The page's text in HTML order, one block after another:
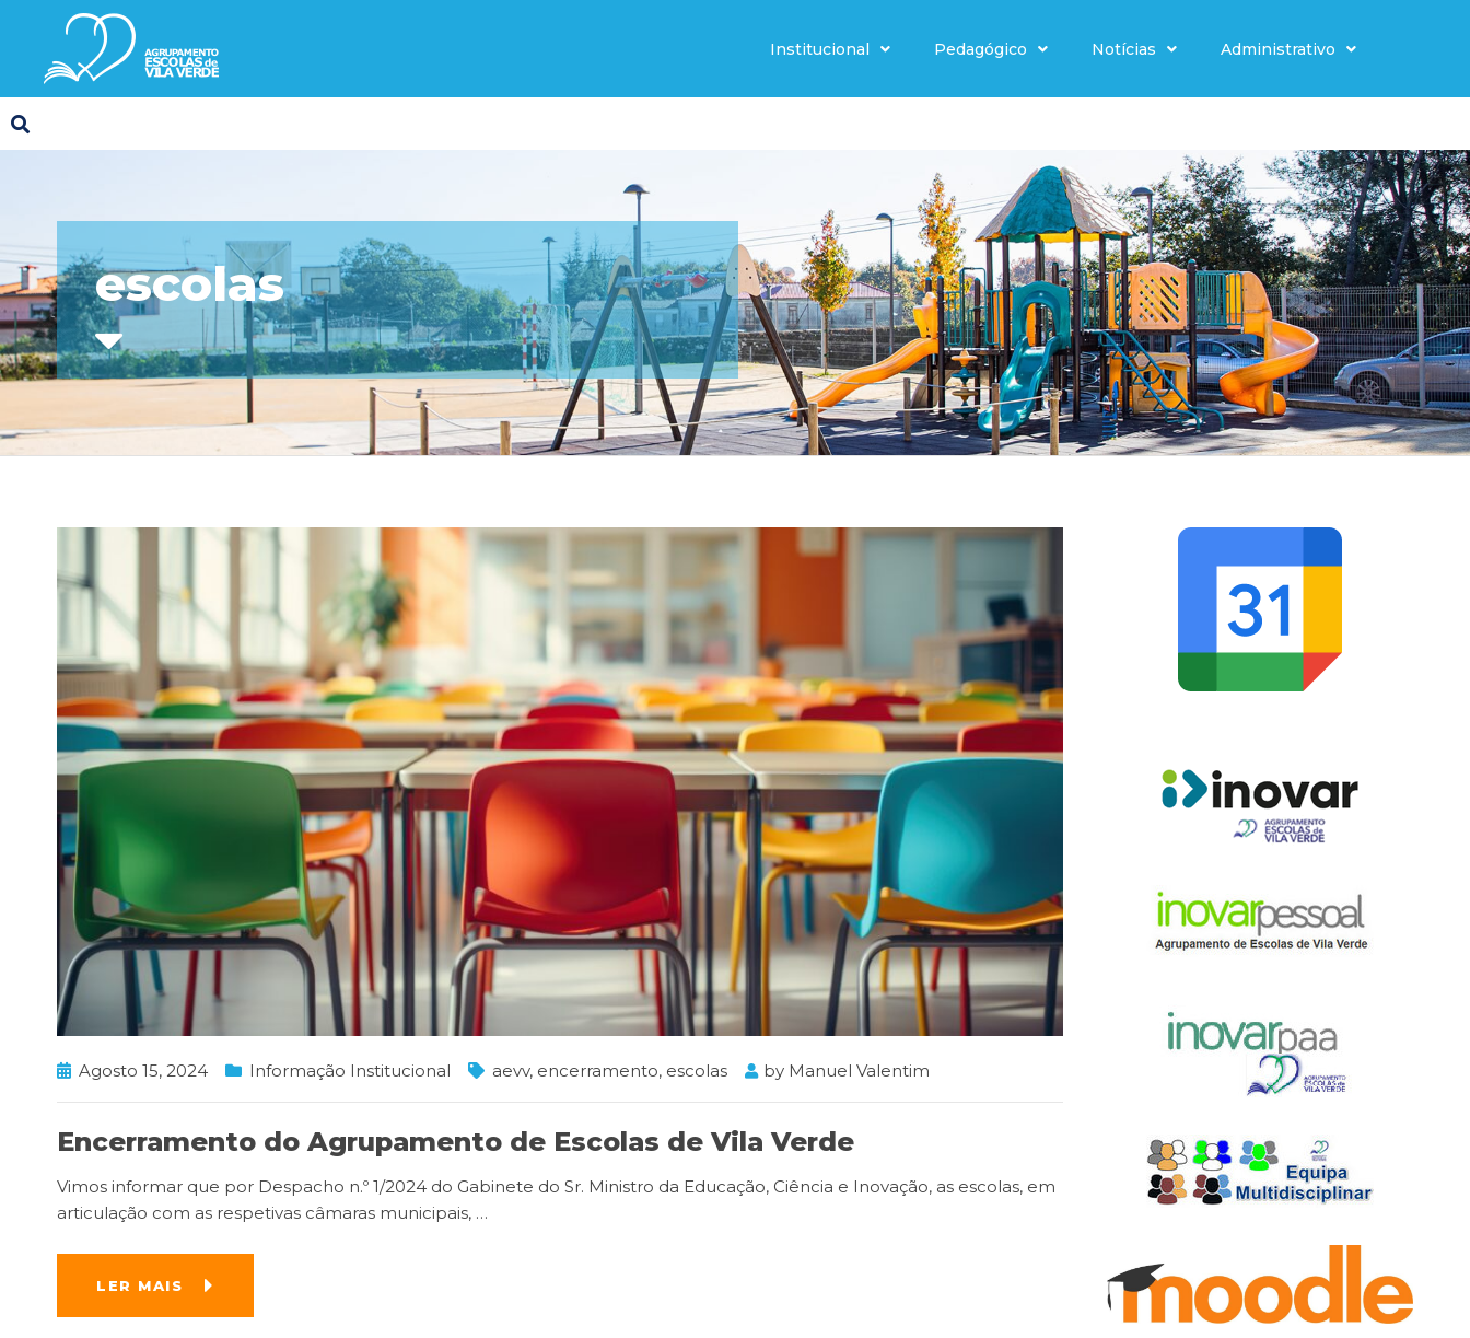
Institucional Pedagógico Notícias Administrativo
escolas
Agosto 15, 2024 Informação Institucional aevv, encerramento, escolas by Manuel Valentim
Encerramento do Agrupamento de Escolas de Vila Verde
Vimos informar que por Despacho n.º 1/2024 do Gabinete do Sr. Ministro da Educação, Ciência e Inovação, as escolas, em
articulação com as respetivas câmaras municipais, …
LER MAIS